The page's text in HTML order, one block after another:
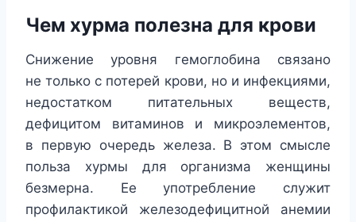
Чем хурма полезна для крови
Снижение уровня гемоглобина связано
не только с потерей крови, но и инфекциями,
недостатком питательных веществ,
дефицитом витаминов и микроэлементов,
в первую очередь железа. В этом смысле
польза хурмы для организма женщины
безмерна. Ее употребление служит
профилактикой железодефицитной анемии